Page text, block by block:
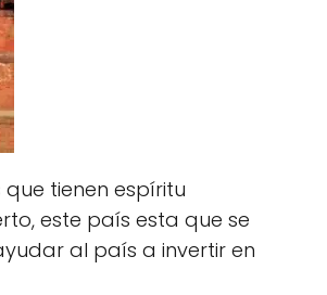
tienen espíritu
este país esta que se
al país a invertir en